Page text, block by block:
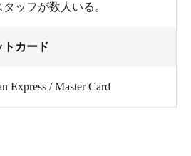
ッフが数人いる。
トカード
Express / Master Card